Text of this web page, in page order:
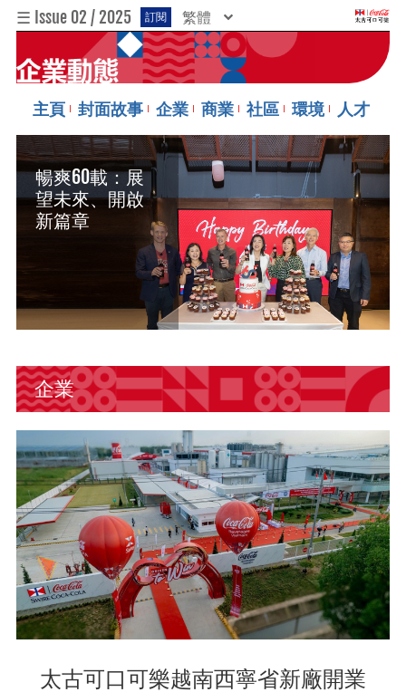
☰ Issue 02 / 2025 訂閱 繁體
主頁 封面故事 企業 商業 社區 環境 人才
暢爽60載：展
望未來、開啟
新篇章
企業
太古可口可樂越南西寧省新廠開業